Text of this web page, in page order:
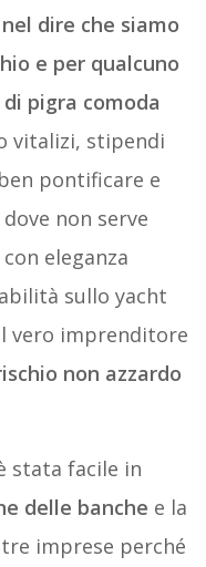
dire che siamo
e per qualcuno
pigra comoda
vitalizi, stipendi
pontificare e
non serve
eleganza
sullo yacht
vero imprenditore
non azzardo
stata facile in
delle banche e la
imprese perché